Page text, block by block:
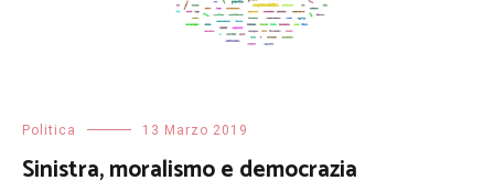
Politica 13 Marzo 2019
Sinistra, moralismo e democrazia